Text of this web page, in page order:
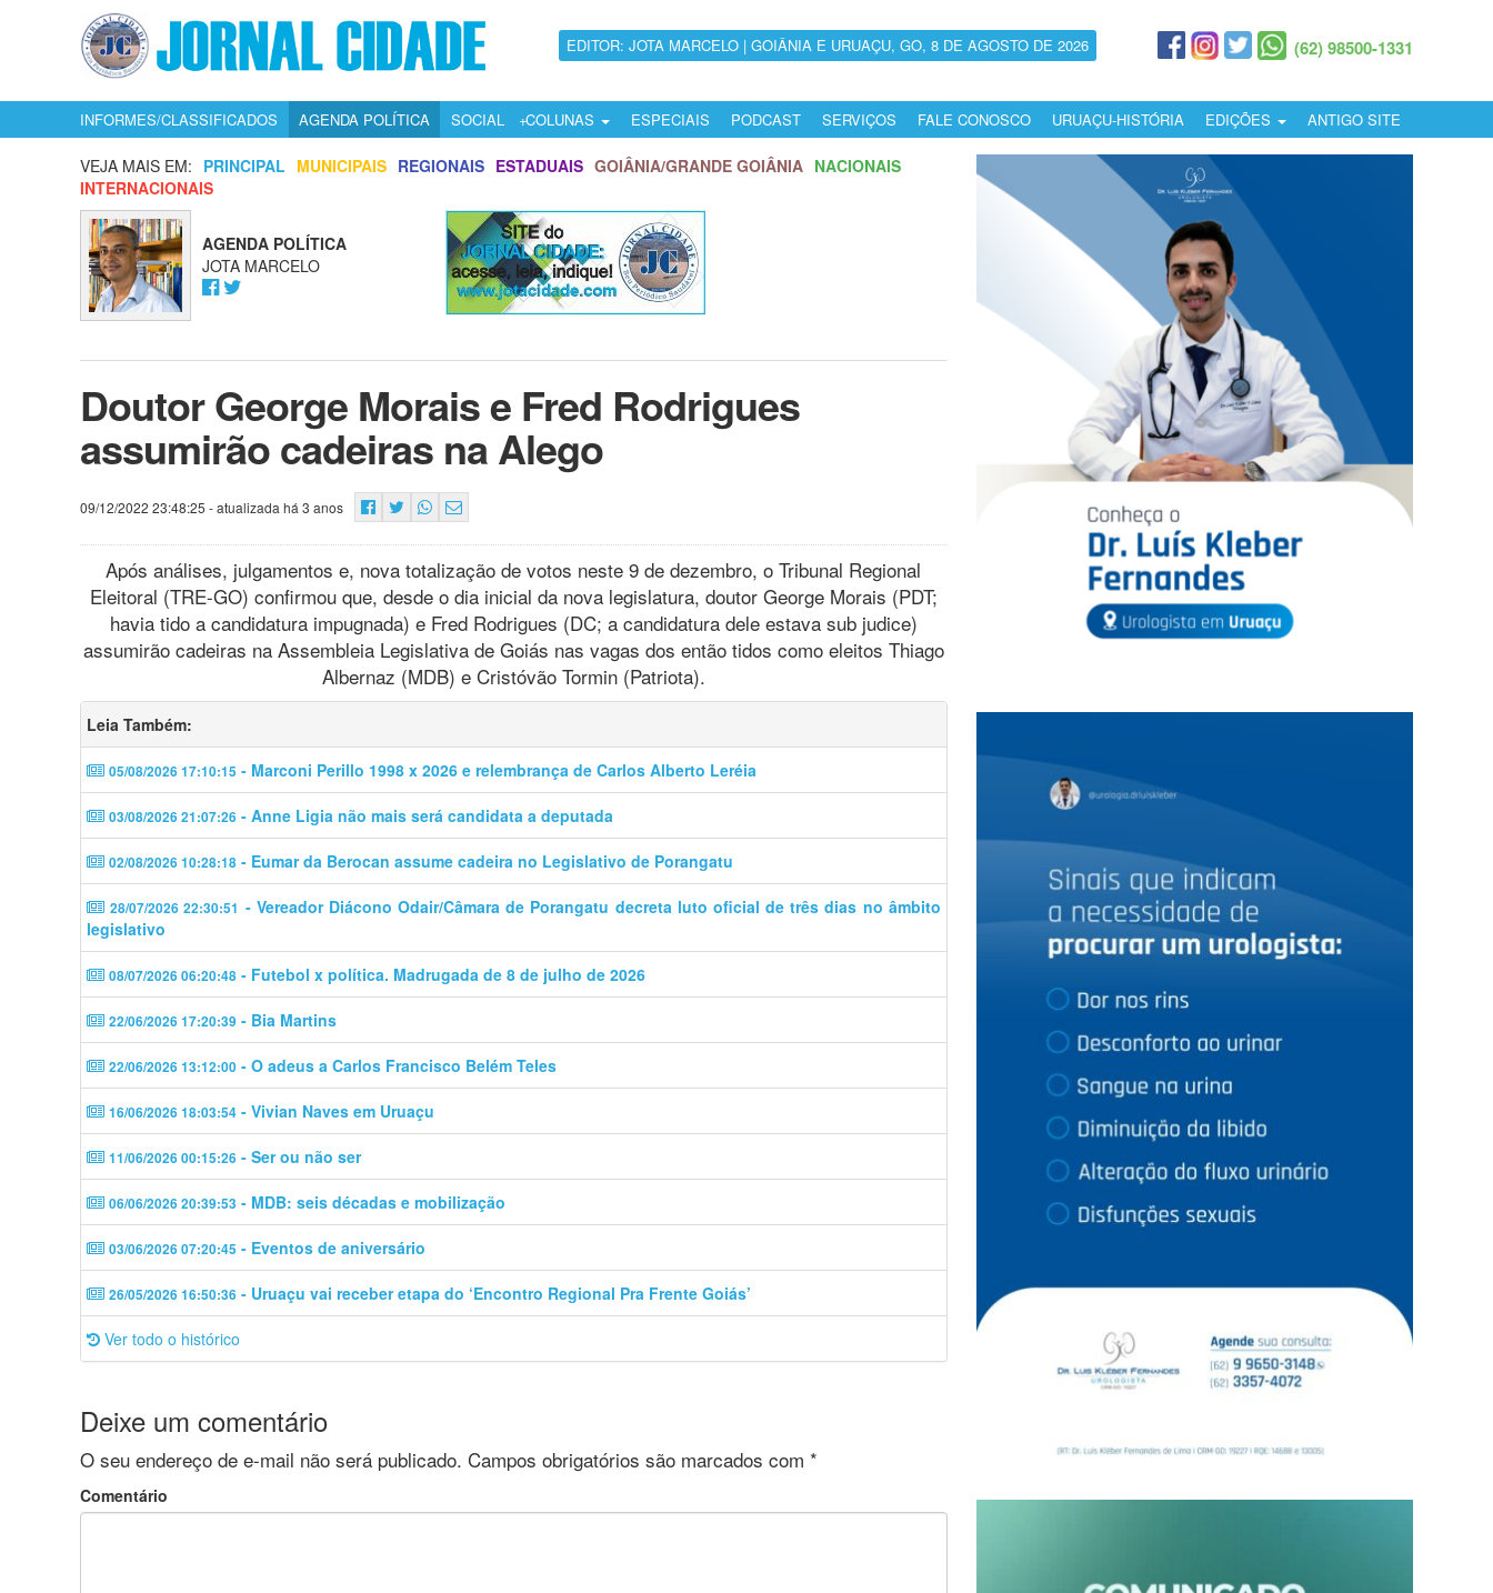
EDITOR: JOTA MARCELO | GOIÂNIA E URUAÇU, GO, 8 DE AGOSTO DE 2026 (62) 98500-1331
INFORMES/CLASSIFICADOS AGENDA POLÍTICA SOCIAL COLUNAS ESPECIAIS PODCAST SERVIÇOS FALE CONOSCO URUAÇU-HISTÓRIA EDIÇÕES ANTIGO SITE
VEJA MAIS EM: PRINCIPAL MUNICIPAIS REGIONAIS ESTADUAIS GOIÂNIA/GRANDE GOIÂNIA NACIONAIS
INTERNACIONAIS
AGENDA POLÍTICA
JOTA MARCELO
Doutor George Morais e Fred Rodrigues
assumirão cadeiras na Alego
09/12/2022 23:48:25 - atualizada há 3 anos
Após análises, julgamentos e, nova totalização de votos neste 9 de dezembro, o Tribunal Regional
Eleitoral (TRE-GO) confirmou que, desde o dia inicial da nova legislatura, doutor George Morais (PDT;
havia tido a candidatura impugnada) e Fred Rodrigues (DC; a candidatura dele estava sub judice)
assumirão cadeiras na Assembleia Legislativa de Goiás nas vagas dos então tidos como eleitos Thiago
Albernaz (MDB) e Cristóvão Tormin (Patriota).
Leia Também:
05/08/2026 17:10:15 - Marconi Perillo 1998 x 2026 e relembrança de Carlos Alberto Leréia
03/08/2026 21:07:26 - Anne Ligia não mais será candidata a deputada
02/08/2026 10:28:18 - Eumar da Berocan assume cadeira no Legislativo de Porangatu
28/07/2026 22:30:51 - Vereador Diácono Odair/Câmara de Porangatu decreta luto oficial de três dias no âmbito
legislativo
08/07/2026 06:20:48 - Futebol x política. Madrugada de 8 de julho de 2026
22/06/2026 17:20:39 - Bia Martins
22/06/2026 13:12:00 - O adeus a Carlos Francisco Belém Teles
16/06/2026 18:03:54 - Vivian Naves em Uruaçu
11/06/2026 00:15:26 - Ser ou não ser
06/06/2026 20:39:53 - MDB: seis décadas e mobilização
03/06/2026 07:20:45 - Eventos de aniversário
26/05/2026 16:50:36 - Uruaçu vai receber etapa do ‘Encontro Regional Pra Frente Goiás’
Ver todo o histórico
Deixe um comentário
O seu endereço de e-mail não será publicado. Campos obrigatórios são marcados com *
Comentário